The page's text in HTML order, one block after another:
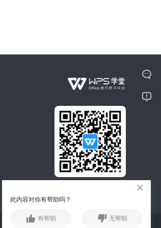
此内容对你有帮助吗？
有帮助 无帮助